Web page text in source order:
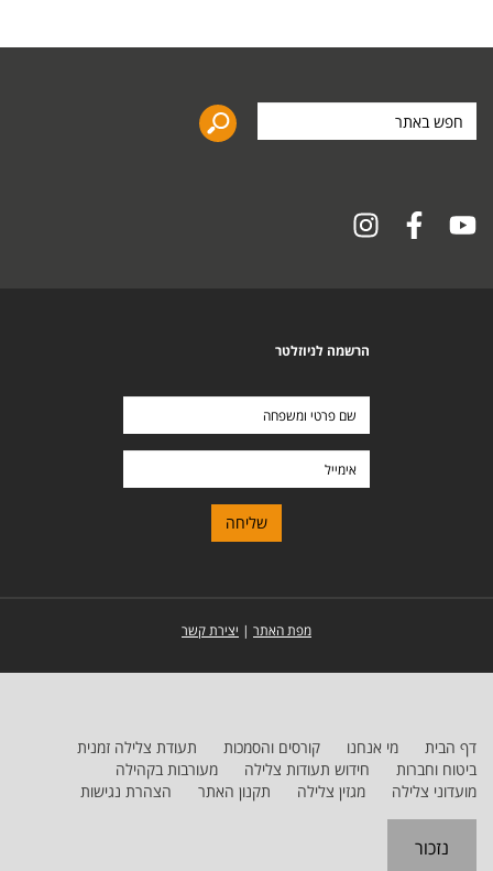
באתר
הרשמה לניוזלטר
מפת האתר | יצירת קשר
דף הבית מי אנחנו קורסים והסמכות
תעודת צלילה זמנית
ביטוח וחברות
חידוש תעודות צלילה
מעורבות בקהילה
מועדוני צלילה
מגזין צלילה תקנון האתר הצהרת נגישות
נזכור